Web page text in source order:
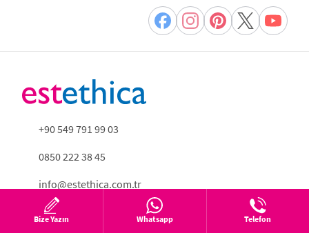
+90 549 791 99 03
0850 222 38 45
info@estethica.com.tr
Bize Yazın Whatsapp Telefon